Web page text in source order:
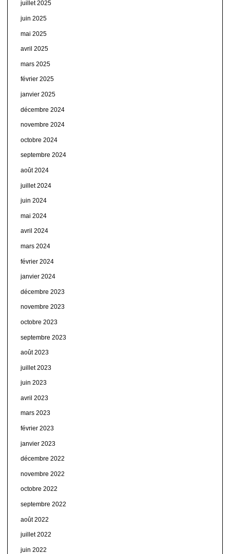
juillet 2025
juin 2025
mai 2025
avril 2025
mars 2025
février 2025
janvier 2025
décembre 2024
novembre 2024
octobre 2024
septembre 2024
août 2024
juillet 2024
juin 2024
mai 2024
avril 2024
mars 2024
février 2024
janvier 2024
décembre 2023
novembre 2023
octobre 2023
septembre 2023
août 2023
juillet 2023
juin 2023
avril 2023
mars 2023
février 2023
janvier 2023
décembre 2022
novembre 2022
octobre 2022
septembre 2022
août 2022
juillet 2022
juin 2022